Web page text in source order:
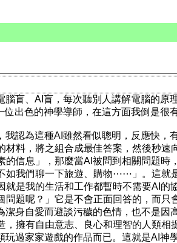
盲、AI盲，每次聽別人講解電腦的
出色的神學導師，在這方面我倒是很
認為這種AI雖然看似聰明，反應快
料，將之組合成最佳答案，然後秒
信息」，那麼當AI被問到相關問題
如我們聊一下旅遊、購物⋯⋯」。這
是我的生活和工作都暫時不需要AI
題呢？」它是不會正面回答的，而
身自愛而避談污穢的色情，也不是
擁有自由意志、良心和理智的人類
過家家遊戲的作品而已。這就是AI神